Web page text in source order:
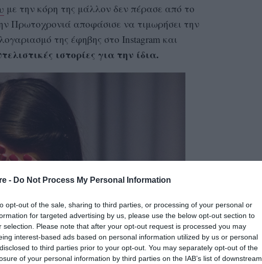
- Do Not Process My Personal Information
opt-out of the sale, sharing to third parties, or processing of your personal or
for targeted advertising by us, please use the below opt-out section to
selection. Please note that after your opt-out request is processed you may
interest-based ads based on personal information utilized by us or personal
to third parties prior to your opt-out. You may separately opt-out of the
of your personal information by third parties on the IAB’s list of downstream
με την κόρη της μάλλον δεν πέρασε από το
Πρωτοχρονιά αποφάσισε να τιμωρήσει την
της έφηβης στο Instagram και
ιστορίες για την ίδια.